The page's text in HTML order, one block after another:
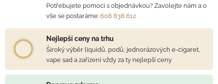
Potřebujete pomoci s objednávkou? Zavolejte nám a o
vše se postaráme: 608 838 612
Nejlepší ceny na trhu
Široký výběr liquidů, podů, jednorázových e-cigaret,
vape sad a zařízení vždy za ty nejlepší ceny